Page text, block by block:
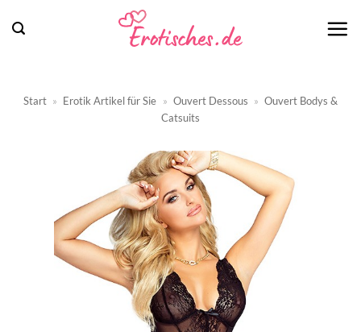
Inhalt
Start » Erotik Artikel für Sie » Ouvert Dessous » Ouvert Bodys &
Catsuits